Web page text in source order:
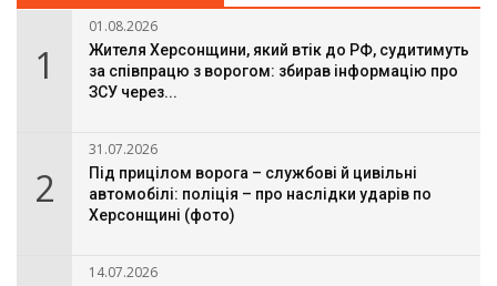
1
01.08.2026
Жителя Херсонщини, який втік до РФ, судитимуть
за співпрацю з ворогом: збирав інформацію про
ЗСУ через...
2
31.07.2026
Під прицілом ворога – службові й цивільні
автомобілі: поліція – про наслідки ударів по
Херсонщині (фото)
14.07.2026